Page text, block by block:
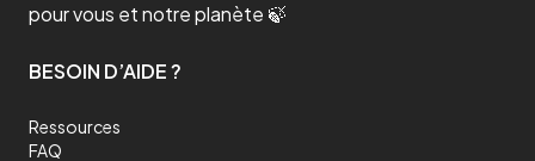
pour vous et notre planète 🍃
BESOIN D’AIDE ?
Ressources
FAQ